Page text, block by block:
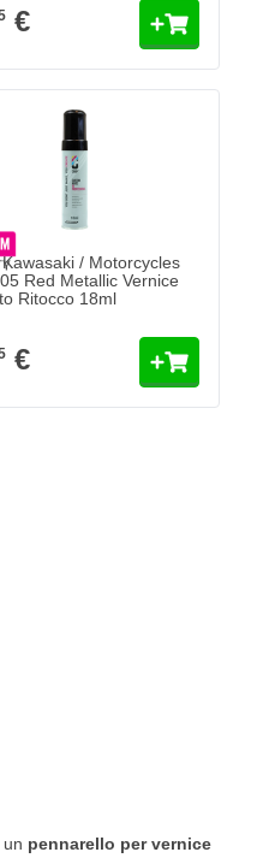
€
/ Motorcycles
Red Metallic Vernice
Ritocco 18ml
€
un pennarello per vernice